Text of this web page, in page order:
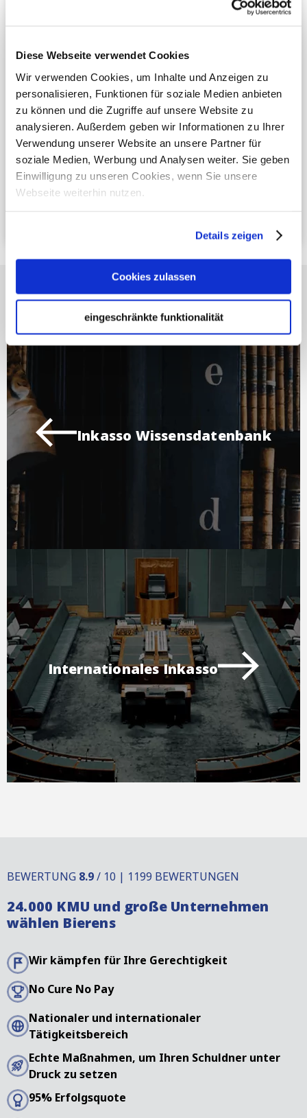
Diese Webseite verwendet Cookies
Wir verwenden Cookies, um Inhalte und Anzeigen zu
personalisieren, Funktionen für soziale Medien anbieten
zu können und die Zugriffe auf unsere Website zu
analysieren. Außerdem geben wir Informationen zu Ihrer
Verwendung unserer Website an unsere Partner für
soziale Medien, Werbung und Analysen weiter. Sie geben
Einwilligung zu unseren Cookies, wenn Sie unsere
Webseite weiterhin nutzen.
Details zeigen
Cookies zulassen
eingeschränkte funktionalität
Ja, ich stimme dieser Datenschutzerklärungzu
Senden
Schnelle Lösungenfür Ihre Fälle
Echte Maßnahmen zur Wiedererlangung Ihrer
Ähnliche Artikel
Inkasso Wissensdatenbank
Internationales Inkasso
BEWERTUNG 8.9/ 10 | 1199 BEWERTUNGEN
24.000 KMU und große Unternehmen
wählen Bierens
Wir kämpfen für Ihre Gerechtigkeit
No Cure No Pay
Nationaler und internationaler
Tätigkeitsbereich
Echte Maßnahmen, um Ihren Schuldner unter
Druck zu setzen
95% Erfolgsquote